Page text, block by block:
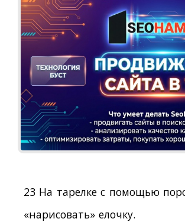
23 На тарелке с помощью
«нарисовать» елочку.